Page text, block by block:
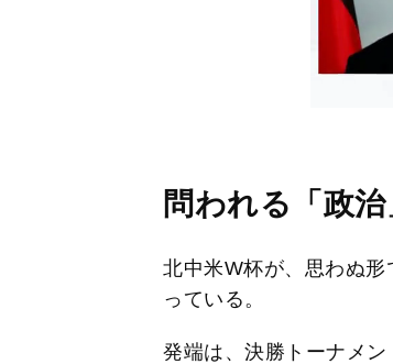
問われる「政
北中米W杯が、思わぬ
っている。
発端は、決勝トーナメ